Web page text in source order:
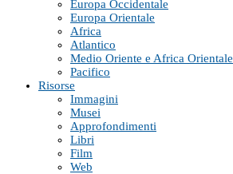
Europa Occidentale
Europa Orientale
Africa
Atlantico
Medio Oriente e Africa Orientale
Pacifico
Risorse
Immagini
Musei
Approfondimenti
Libri
Film
Web